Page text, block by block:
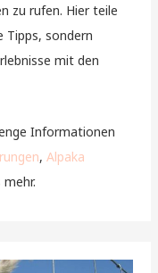
zu rufen. Hier teile
Tipps, sondern
mit den
Informationen
,Alpaka
mehr.